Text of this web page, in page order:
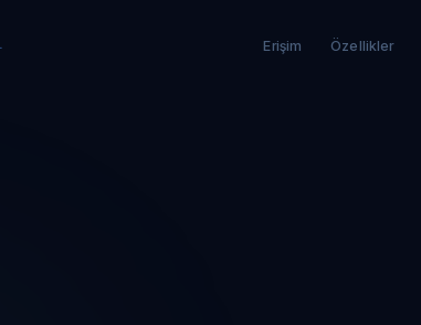
Erişim Özellikler